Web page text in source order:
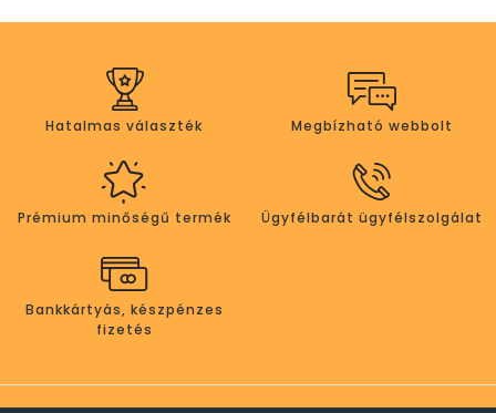
Hatalmas választék Megbízható webbolt
Prémium minőségű termék Ügyfélbarát ügyfélszolgálat
Bankkártyás, készpénzes
fizetés